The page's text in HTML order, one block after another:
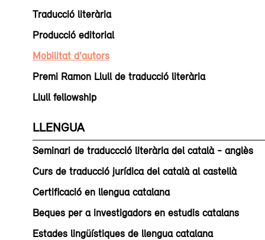
Traducció literària
Producció editorial
Mobilitat d'autors
Premi Ramon Llull de traducció literària
Llull fellowship
LLENGUA
Seminari de traduccció literària del català - anglès
Curs de traducció jurídica del català al castellà
Certificació en llengua catalana
Beques per a investigadors en estudis catalans
Estades lingüístiques de llengua catalana